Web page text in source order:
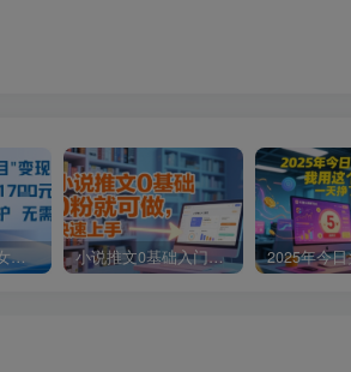
外面收费1680的女粉项目变现，单人单日收益可达1.7k，全自动成交无需维护 小说推文0基础入门教程，0粉就可做，快速上手